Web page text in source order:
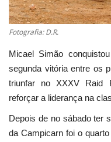
Ficha técnica
Cultura
Lazer
Ambiente
Fotografia: D.R.
Micael Simão
segunda vitória entre os
triunfar no XXXV Raid
reforçar a liderança na
Depois de no sábado ter
da Campicarn foi o